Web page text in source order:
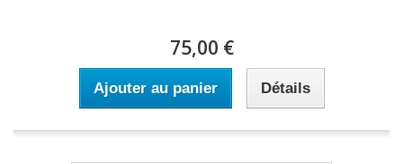
75,00 €
Ajouter au panier Détails